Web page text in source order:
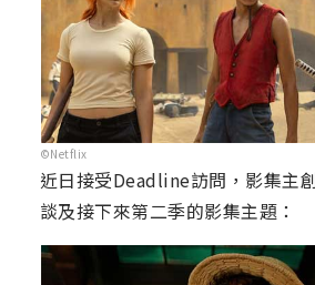
©Netflix
近日接受Deadline訪問，影集主
談及接下來第二季的影集主題：